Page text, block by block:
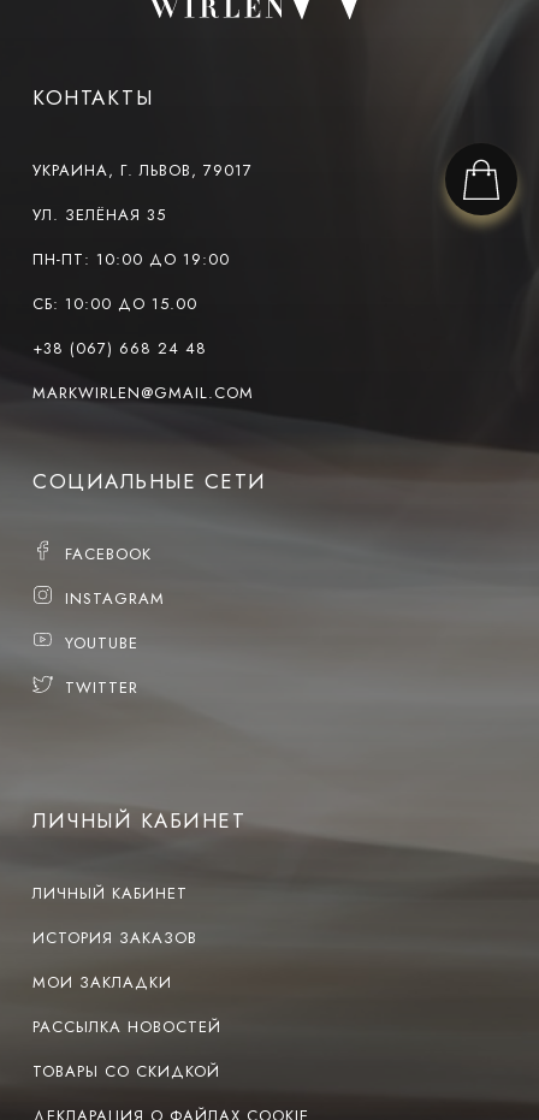
КОНТАКТЫ
УКРАИНА, Г. ЛЬВОВ, 79017
УЛ. ЗЕЛЁНАЯ 35
ПН-ПТ: 10:00 ДО 19:00
СБ: 10:00 ДО 15.00
+38 (067) 668 24 48
MARKWIRLEN@GMAIL.COM
СОЦИАЛЬНЫЕ СЕТИ
FACEBOOK
INSTAGRAM
YOUTUBE
TWITTER
ЛИЧНЫЙ КАБИНЕТ
ЛИЧНЫЙ КАБИНЕТ
ИСТОРИЯ ЗАКАЗОВ
МОИ ЗАКЛАДКИ
РАССЫЛКА НОВОСТЕЙ
ТОВАРЫ СО СКИДКОЙ